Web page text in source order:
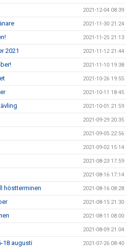
2021-12-04 08:39
2021-11-30 21:24
2021-11-25 21:13
2021 2021-11-12 21:44
2021-11-10 19:38
2021-10-26 19:55
2021-10-11 18:45
2021-10-01 21:59
2021-09-29 20:35
2021-09-05 22:56
2021-09-02 15:14
2021-08-23 17:59
2021-08-16 17:14
höstterminen 2021-08-16 08:28
2021-08-15 21:30
2021-08-11 08:00
2021-08-09 21:04
18 augusti 2021-07-26 08:40